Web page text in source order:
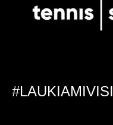
#LAUKIAMIVISI